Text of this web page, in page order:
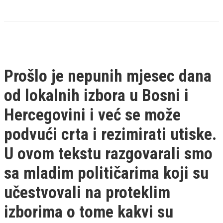
Prošlo je nepunih mjesec dana
od lokalnih izbora u Bosni i
Hercegovini i već se može
podvući crta i rezimirati utiske.
U ovom tekstu razgovarali smo
sa mladim političarima koji su
učestvovali na proteklim
izborima o tome kakvi su